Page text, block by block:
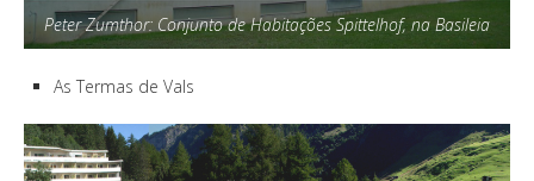
Peter Zumthor: Conjunto de Habitações Spittelhof, na Basileia
As Termas de Vals